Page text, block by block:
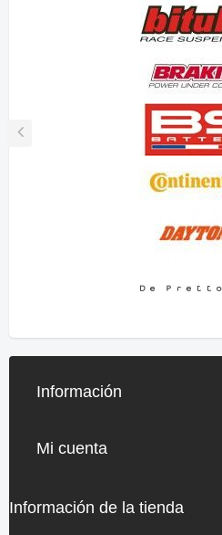
Información
Mi cuenta
Información de la tienda